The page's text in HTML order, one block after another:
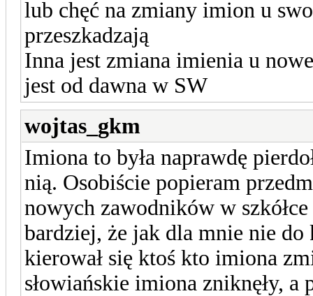
lub chęć na zmiany imion u
przeszkadzają
Inna jest zmiana imienia u
jest od dawna w SW
wojtas_gkm
Imiona to była naprawdę
nią. Osobiście popieram
nowych zawodników w
bardziej, że jak dla mnie nie do
kierował się ktoś kto imiona
słowiańskie imiona zniknęły,